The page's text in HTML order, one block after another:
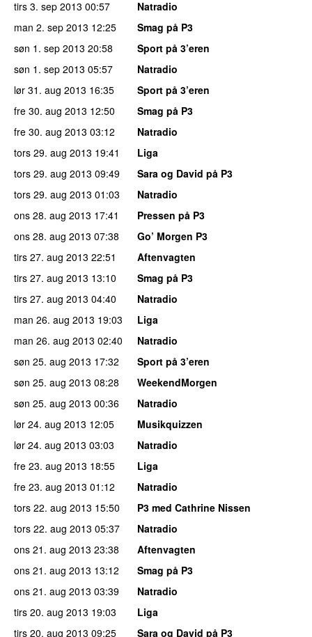
tirs 3. sep 2013 00:57
Natradio
man 2. sep 2013 12:25
Smag på P3
søn 1. sep 2013 20:58
Sport på 3’eren
søn 1. sep 2013 05:57
Natradio
lør 31. aug 2013 16:35
Sport på 3’eren
fre 30. aug 2013 12:50
Smag på P3
fre 30. aug 2013 03:12
Natradio
tors 29. aug 2013 19:41
Liga
tors 29. aug 2013 09:49
Sara og David på P3
tors 29. aug 2013 01:03
Natradio
ons 28. aug 2013 17:41
Pressen på P3
ons 28. aug 2013 07:38
Go’ Morgen P3
tirs 27. aug 2013 22:51
Aftenvagten
tirs 27. aug 2013 13:10
Smag på P3
tirs 27. aug 2013 04:40
Natradio
man 26. aug 2013 19:03
Liga
man 26. aug 2013 02:40
Natradio
søn 25. aug 2013 17:32
Sport på 3’eren
søn 25. aug 2013 08:28
WeekendMorgen
søn 25. aug 2013 00:36
Natradio
lør 24. aug 2013 12:05
Musikquizzen
lør 24. aug 2013 03:03
Natradio
fre 23. aug 2013 18:55
Liga
fre 23. aug 2013 01:12
Natradio
tors 22. aug 2013 15:50
P3 med Cathrine Nissen
tors 22. aug 2013 05:37
Natradio
ons 21. aug 2013 23:38
Aftenvagten
ons 21. aug 2013 13:12
Smag på P3
ons 21. aug 2013 03:39
Natradio
tirs 20. aug 2013 19:03
Liga
tirs 20. aug 2013 09:25
Sara og David på P3